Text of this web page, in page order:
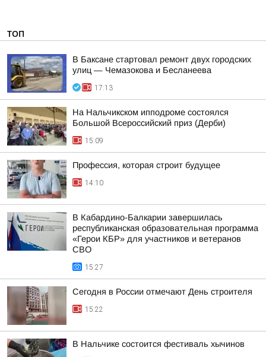
ТОП
В Баксане стартовал ремонт двух городских
улиц — Чемазокова и Бесланеева
17:13
На Нальчикском ипподроме состоялся
Большой Всероссийский приз (Дерби)
15:09
Профессия, которая строит будущее
14:10
В Кабардино-Балкарии завершилась
республиканская образовательная программа
«Герои КБР» для участников и ветеранов
СВО
15:27
Сегодня в России отмечают День строителя
15:22
В Нальчике состоится фестиваль хычинов